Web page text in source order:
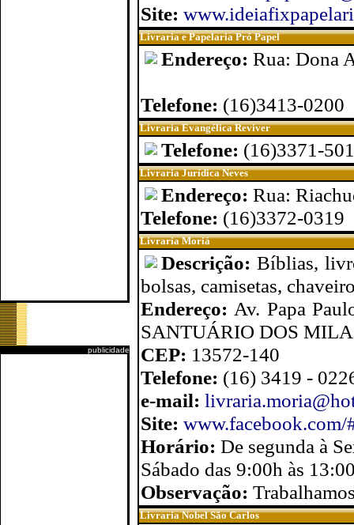
publicidade
Site:
Livraria e Papelaria Pró Papel
Endereço: Rua: Dona
Telefone: (16)3413-0200
Livraria Evangélica Reviver
Telefone: (16)3371-
Livraria Jurídica Neves
Endereço: Rua:
Telefone: (16)3372-0319
Livraria Moriá
Descrição: Bíblias,
bolsas, camisetas,
Endereço: Av. Papa
SANTUÁRIO DOS
CEP: 13572-140
Telefone: (16) 3419 -
e-mail:
Site:
Horário: De segunda à
Sábado das 9:00h às
Observação:
Livraria Nobel São Carlos